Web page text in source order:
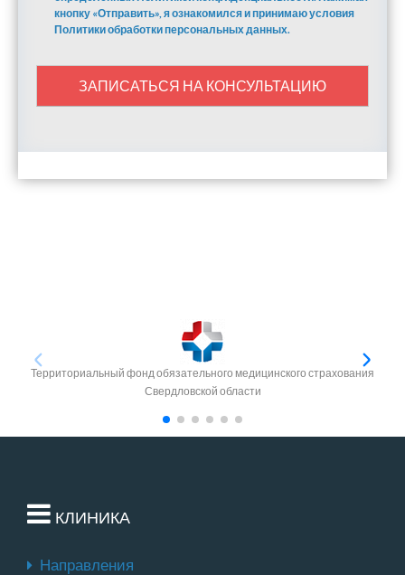
кнопку «Отправить», я ознакомился и принимаю условия
Политики обработки персональных данных.
ЗАПИСАТЬСЯ НА КОНСУЛЬТАЦИЮ
Территориальный фонд обязательного медицинского страхования
Свердловской области
КЛИНИКА
Направления